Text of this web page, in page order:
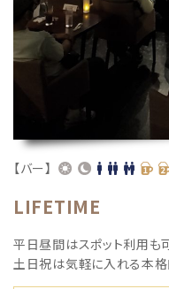
【バー】
LIFETIME
平日昼間はスポット利用も
土日祝は気軽に入れる本